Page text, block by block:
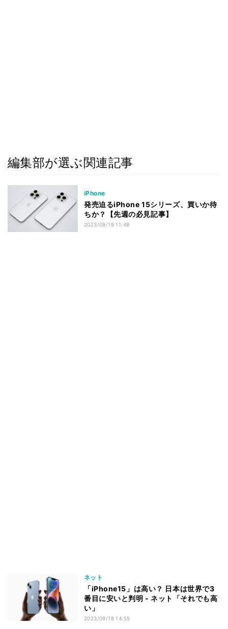
編集部が選ぶ関連記事
iPhone
発売迫るiPhone 15シリーズ、買いか待
ちか？【先週の必見記事】
2023/09/19 11:48
ネット
「iPhone15」は高い？ 日本は世界で3
番目に安いと判明 - ネット「それでも高
い」
2023/09/18 14:55